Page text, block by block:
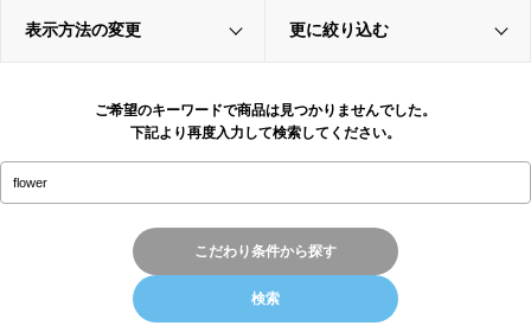
表示方法の変更 更に絞り込む
ご希望のキーワードで商品は見つかりませんでした。
下記より再度入力して検索してください。
こだわり条件から探す